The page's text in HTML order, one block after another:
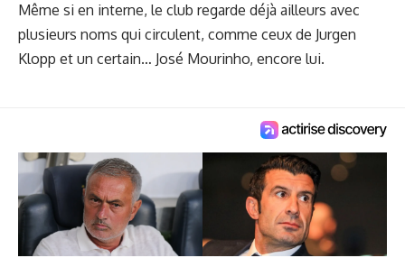
Même si en interne, le club regarde déjà ailleurs avec
plusieurs noms qui circulent, comme ceux de Jurgen
Klopp et un certain… José Mourinho, encore lui.